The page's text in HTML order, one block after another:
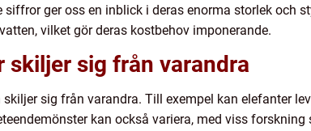
ger oss en inblick i deras enorma storlek och
vilket gör deras kostbehov imponerande.
sig från varandra
sig från varandra. Till exempel kan elefanter
kan också variera, med viss